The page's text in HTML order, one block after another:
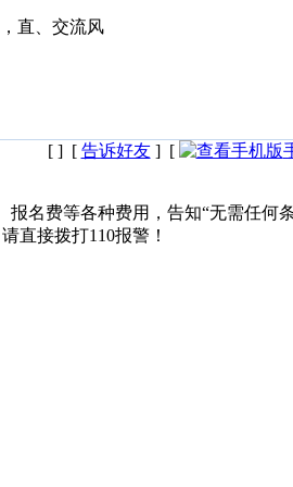
直、交流风
[ ] [ 告诉好友] [
名费等各种费用，告知“无需任何
直接拨打110报警！